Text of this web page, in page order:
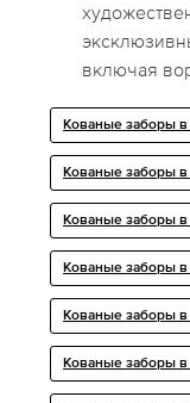
включая
Кованые заборы в
Кованые заборы
Кованые заборы
Кованые заборы
Кованые заборы в
Кованые заборы в